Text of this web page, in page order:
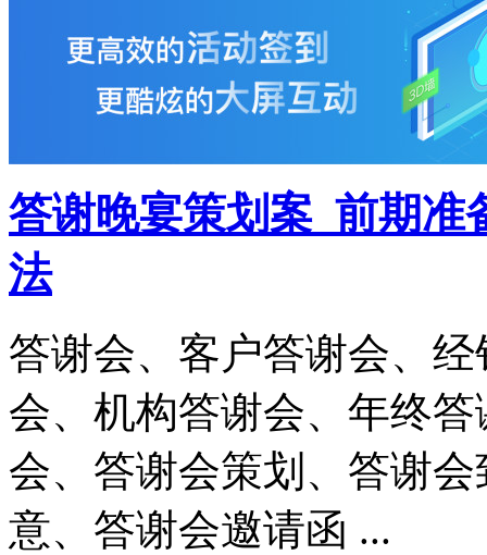
答谢晚宴策划案_前期准
法
答谢会、客户答谢会、
会、机构答谢会、年终
会、答谢会策划、答谢
意、答谢会邀请函 ...